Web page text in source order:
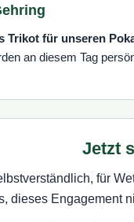
Trikot für unseren
an diesem Tag
Jetzt
für
dieses Engagement